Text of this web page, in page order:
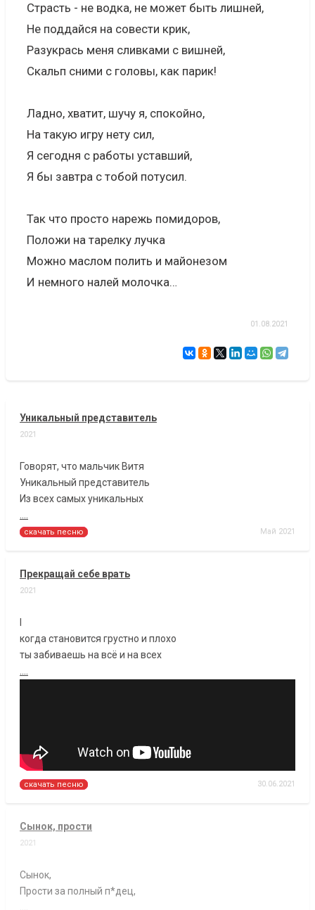
Страсть - не водка, не может быть лишней,
Не поддайся на совести крик,
Разукрась меня сливками с вишней,
Скальп сними с головы, как парик!
Ладно, хватит, шучу я, спокойно,
На такую игру нету сил,
Я сегодня с работы уставший,
Я бы завтра с тобой потусил.
Так что просто нарежь помидоров,
Положи на тарелку лучка
Можно маслом полить и майонезом
И немного налей молочка…
01.08.2021
Уникальный представитель
2021
Говорят, что мальчик Витя
Уникальный представитель
Из всех самых уникальных
скачать песню Май 2021
Прекращай себе врать
2021
когда становится грустно и плохо
ты забиваешь на всё и на всех
скачать песню 30.06.2021
Сынок, прости
2021
Сынок,
Прости за полный п*дец,